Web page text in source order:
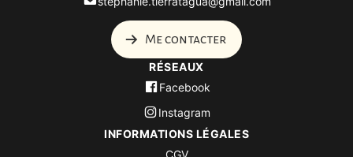
INFORMATIONS LÉGALES
CGV
RÉSEAUX
Facebook
Instagram
Me contacter